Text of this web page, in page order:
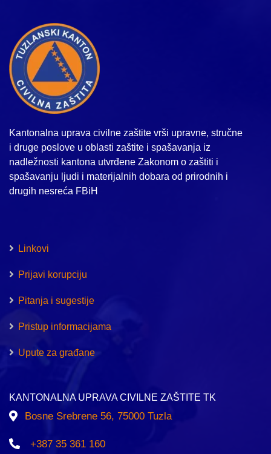
Kantonalna uprava civilne zaštite vrši upravne, stručne
i druge poslove u oblasti zaštite i spašavanja iz
nadležnosti kantona utvrđene Zakonom o zaštiti i
spašavanju ljudi i materijalnih dobara od prirodnih i
drugih nesreća FBiH
Linkovi
Prijavi korupciju
Pitanja i sugestije
Pristup informacijama
Upute za građane
KANTONALNA UPRAVA CIVILNE ZAŠTITE TK
Bosne Srebrene 56, 75000 Tuzla
+387 35 361 160